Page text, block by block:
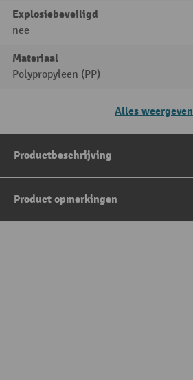
Explosiebeveiligd
nee
Materiaal
Polypropyleen (PP)
Alles weergeven
Productbeschrijving
Product opmerkingen